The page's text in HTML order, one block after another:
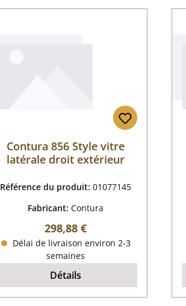
Contura 856 Style vitre
latérale droit extérieur
Référence du produit:01077145
Fabricant:Contura
Prix régulier :
298,88 €
Délai de livraison environ 2-3
semaines
Détails